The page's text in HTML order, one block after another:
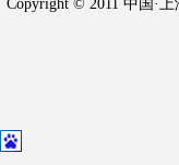
Copyright © 2011 中国·